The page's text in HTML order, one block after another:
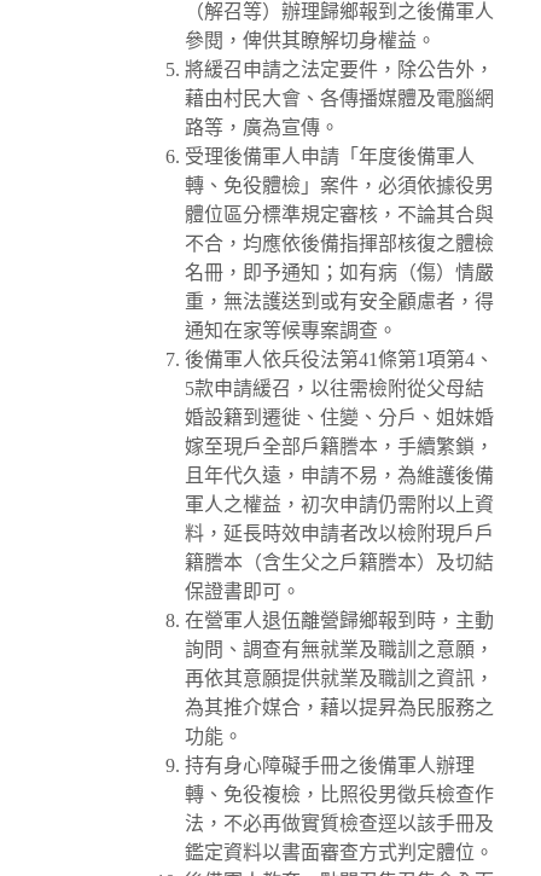
（解召等）辦理歸鄉報到之後備軍人
參閱，俾供其瞭解切身權益。
將緩召申請之法定要件，除公告外，
藉由村民大會、各傳播媒體及電腦網
路等，廣為宣傳。
受理後備軍人申請「年度後備軍人
轉、免役體檢」案件，必須依據役男
體位區分標準規定審核，不論其合與
不合，均應依後備指揮部核復之體檢
名冊，即予通知；如有病（傷）情嚴
重，無法護送到或有安全顧慮者，得
通知在家等候專案調查。
後備軍人依兵役法第41條第1項第4、
5款申請緩召，以往需檢附從父母結
婚設籍到遷徙、住變、分戶、姐妹婚
嫁至現戶全部戶籍謄本，手續繁鎖，
且年代久遠，申請不易，為維護後備
軍人之權益，初次申請仍需附以上資
料，延長時效申請者改以檢附現戶戶
籍謄本（含生父之戶籍謄本）及切結
保證書即可。
在營軍人退伍離營歸鄉報到時，主動
詢問、調查有無就業及職訓之意願，
再依其意願提供就業及職訓之資訊，
為其推介媒合，藉以提昇為民服務之
功能。
持有身心障礙手冊之後備軍人辦理
轉、免役複檢，比照役男徵兵檢查作
法，不必再做實質檢查逕以該手冊及
鑑定資料以書面審查方式判定體位。